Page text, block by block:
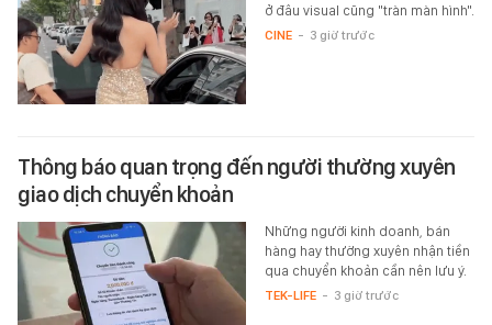
ở đâu visual cũng "tràn màn hình".
CINE - 3 giờ trước
Thông báo quan trọng đến người thường xuyên
giao dịch chuyển khoản
Những người kinh doanh, bán
hàng hay thường xuyên nhận tiền
qua chuyển khoản cần nên lưu ý.
TEK-LIFE - 3 giờ trước